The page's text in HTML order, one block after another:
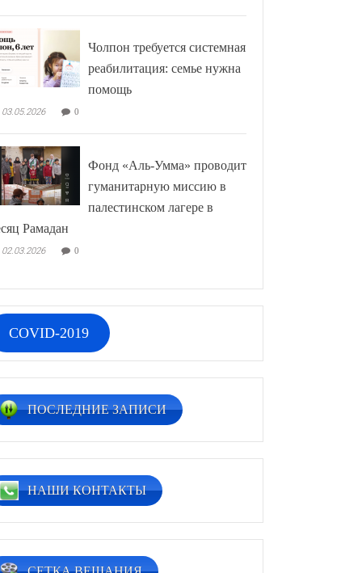
Чолпон требуется системная
реабилитация: семье нужна
помощь
03.05.2026 0
Фонд «Аль-Умма» проводит
гуманитарную миссию в
палестинском лагере в
Рамадан
02.03.2026 0
COVID-2019
ПОСЛЕДНИЕ ЗАПИСИ
НАШИ КОНТАКТЫ